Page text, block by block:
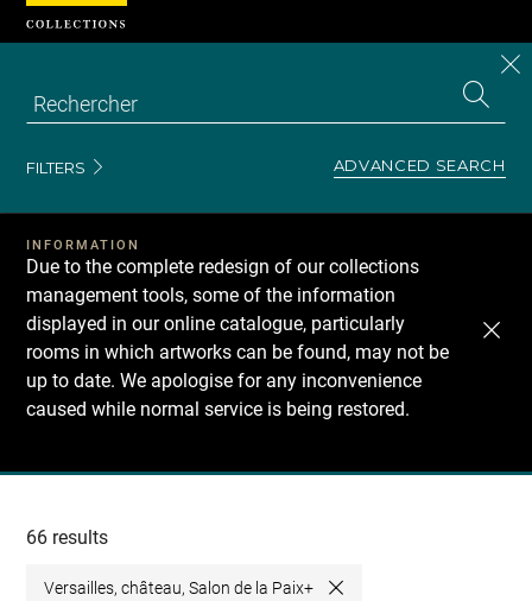
FILTERS ADVANCED SEARCH
INFORMATION
Due to the complete redesign of our collections
management tools, some of the information
displayed in our online catalogue, particularly
rooms in which artworks can be found, may not be
up to date. We apologise for any inconvenience
caused while normal service is being restored.
Recherche
collections
66 results
Versailles, château, Salon de la Paix+ Close
Cookies management panel